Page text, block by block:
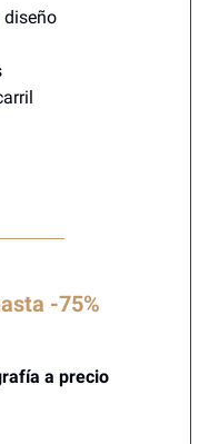
diseño
-75%
a precio